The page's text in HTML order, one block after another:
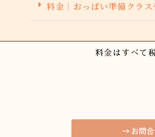
料金｜おっぱい準備クラス
料金はすべて
→ お問合